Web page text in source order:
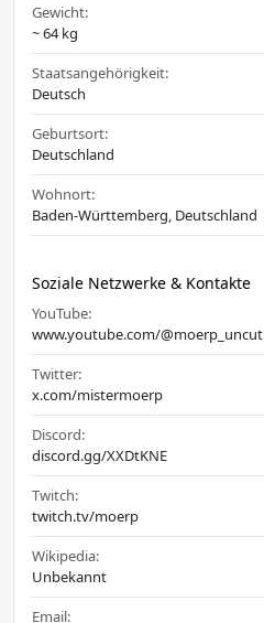
Gewicht:
~ 64 kg
Staatsangehörigkeit:
Deutsch
Geburtsort:
Deutschland
Wohnort:
Baden-Württemberg, Deutschland
Soziale Netzwerke & Kontakte
YouTube:
www.youtube.com/@moerp_uncut
Twitter:
x.com/mistermoerp
Discord:
discord.gg/XXDtKNE
Twitch:
twitch.tv/moerp
Wikipedia:
Unbekannt
Email: